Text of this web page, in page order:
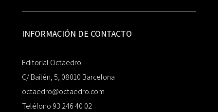
INFORMACIÓN DE CONTACTO
Editorial Octaedro
C/ Bailén, 5, 08010 Barcelona
octaedro@octaedro.com
Teléfono 93 246 40 02